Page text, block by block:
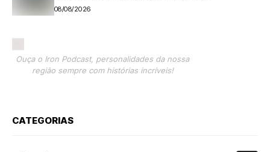
08/08/2026
Ouça o Iron Podcast, personalidades da nossa
região sempre com histórias incríveis!
CATEGORIAS